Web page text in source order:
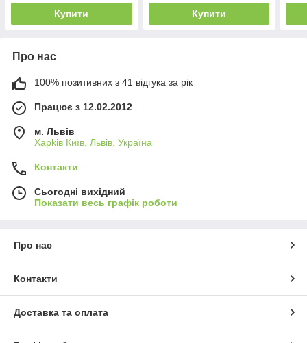
Купити Купити
Про нас
100% позитивних з 41 відгука за рік
Працює з 12.02.2012
м. Львів
Харkiв Київ, Львів, Україна
Контакти
Сьогодні вихідний
Показати весь графік роботи
Про нас
Контакти
Доставка та оплата